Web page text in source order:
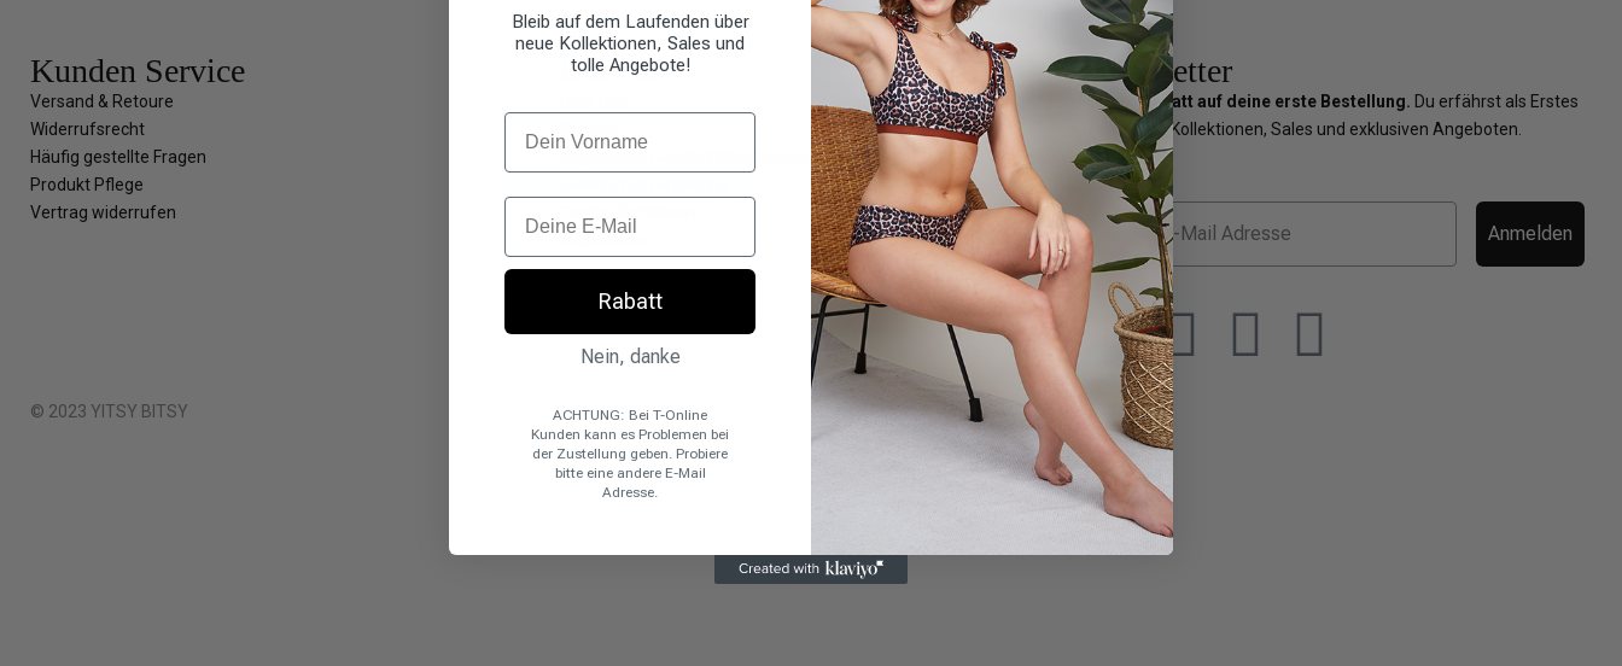
Kunden Service
Versand & Retoure
Widerrufsrecht
Häufig gestellte Fragen
Produkt Pflege
Vertrag widerrufen
Über uns
Allgemeine Geschäftsbedingungen
Newsletter
5 Euro Rabatt auf deine erste Bestellung. Du erfährst als Erstes
von neuen Kollektionen, Sales und exklusiven Angeboten.
Anmelden
© 2023 YITSY BITSY
Bleib auf dem Laufenden über
neue Kollektionen, Sales und
tolle Angebote!
Rabatt
Nein, danke
ACHTUNG: Bei T-Online
Kunden kann es Problemen bei
der Zustellung geben. Probiere
bitte eine andere E-Mail
Adresse.